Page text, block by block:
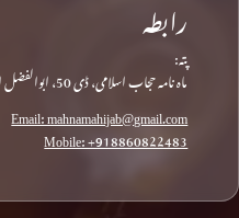
رابطہ
پتہ:
ماہ نامہ حجاب اسلامی، ڈی 50، ابوالفضل انکلیو، جامعہ نگر، نئی دہلی-25
Email: mahnamahijab@gmail.com
Mobile: +918860822483